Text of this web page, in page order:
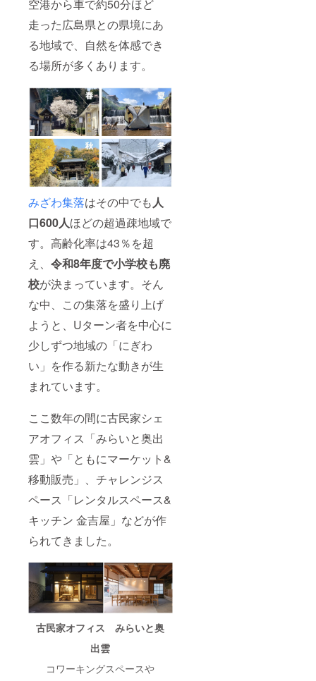
空港から車で約50分ほど
走った広島県との県境にあ
る地域で、自然を体感でき
る場所が多くあります。
みざわ集落はその中でも人
口600人ほどの超過疎地域で
す。高齢化率は43％を超
え、 令和8年度で小学校も廃
校が決まっています。そん
な中、この集落を盛り上げ
ようと、Uターン者を中心に
少しずつ地域の「にぎわ
い」を作る新たな動きが生
まれています。
ここ数年の間に古民家シェ
アオフィス「みらいと奥出
雲」や「ともにマーケット&
移動販売」、チャレンジス
ペース「レンタルスペース&
キッチン 金吉屋」などが作
られてきました。
古民家オフィス みらいと奥
出雲
コワーキングスペースや